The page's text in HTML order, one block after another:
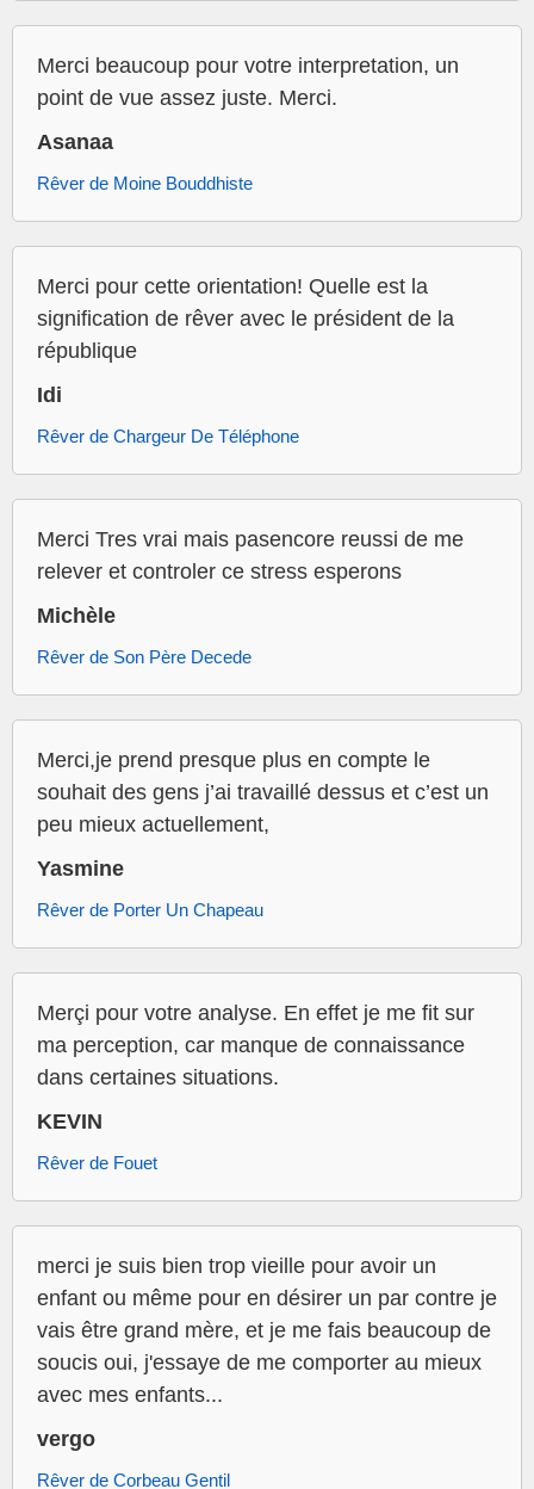
Merci beaucoup pour votre interpretation, un
point de vue assez juste. Merci.
Asanaa
Rêver de Moine Bouddhiste
Merci pour cette orientation! Quelle est la
signification de rêver avec le président de la
république
Idi
Rêver de Chargeur De Téléphone
Merci Tres vrai mais pasencore reussi de me
relever et controler ce stress esperons
Michèle
Rêver de Son Père Decede
Merci,je prend presque plus en compte le
souhait des gens j’ai travaillé dessus et c’est un
peu mieux actuellement,
Yasmine
Rêver de Porter Un Chapeau
Merçi pour votre analyse. En effet je me fit sur
ma perception, car manque de connaissance
dans certaines situations.
KEVIN
Rêver de Fouet
merci je suis bien trop vieille pour avoir un
enfant ou même pour en désirer un par contre je
vais être grand mère, et je me fais beaucoup de
soucis oui, j'essaye de me comporter au mieux
avec mes enfants...
vergo
Rêver de Corbeau Gentil